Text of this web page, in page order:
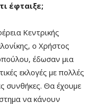
έφταιξε;
Κεντρικής
ο Χρήστος
έδωσαν μια
εκλογές με πολλές
συνθήκες. Θα έχουμε
να κάνουν